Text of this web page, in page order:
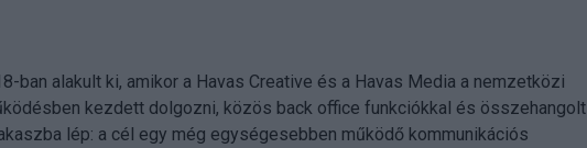
ban alakult ki, amikor a Havas Creative és a Havas Media a nemzetközi
kezdett dolgozni, közös back office funkciókkal és összehangolt
lép: a cél egy még egységesebben működő kommunikációs